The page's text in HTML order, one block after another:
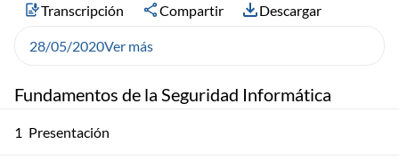
Fundamentos de la Seguridad Informática
1 Presentación
Transcripción Compartir Descargar
28/05/2020Ver más